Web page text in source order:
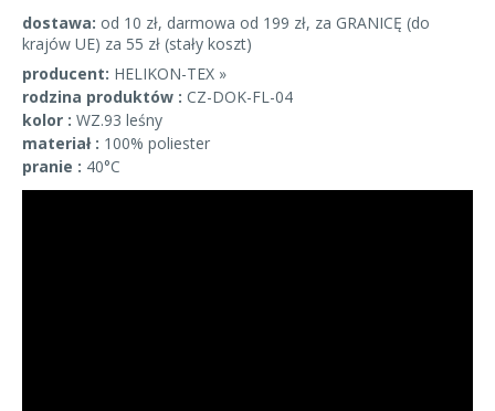
dostawa: od 10 zł, darmowa od 199 zł, za GRANICĘ (do
krajów UE) za 55 zł (stały koszt)
producent: HELIKON-TEX »
rodzina produktów : CZ-DOK-FL-04
kolor : WZ.93 leśny
materiał : 100% poliester
pranie : 40°C